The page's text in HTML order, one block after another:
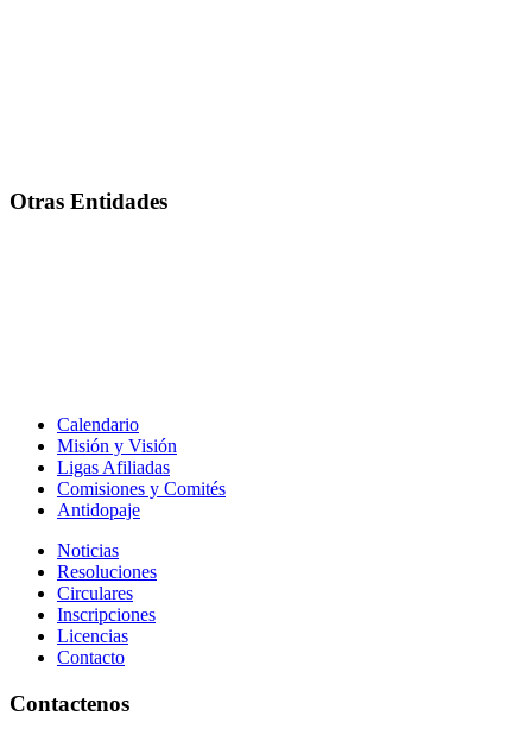
Otras Entidades
Calendario
Misión y Visión
Ligas Afiliadas
Comisiones y Comités
Antidopaje
Noticias
Resoluciones
Circulares
Inscripciones
Licencias
Contacto
Contactenos